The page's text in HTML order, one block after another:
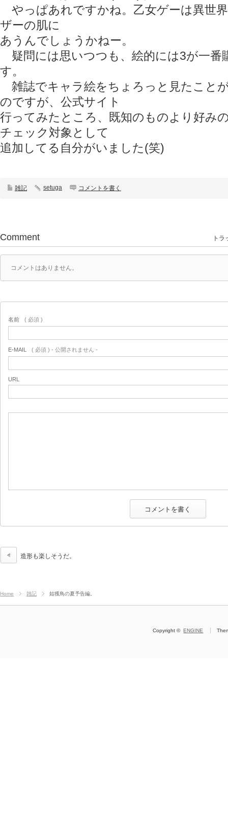
やっぱあれですかね。乙女ゲーは異世
ザーの肌に
あうんでしょうかねー。
疑問には思いつつも、絵的には3が一番
す。
雑誌でキャラ絵をちょろっと見たこと
のですが、公式サイト
行ってみたところ、既知のものより好み
チェック対象として
追加してる自分がいました(笑)
雑記 setuga コメントを書く
Comment トラ
コメントはありません。
名前 ( 必須 )
E-MAIL ( 必須 ) - 公開されません -
URL
造形も楽しそうだ。
Home 雑記 姑獲鳥の夏予告編。
Copyright ©ENGINE